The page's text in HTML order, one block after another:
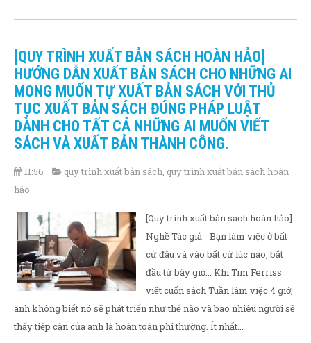
[QUY TRÌNH XUẤT BẢN SÁCH HOÀN HẢO]
HƯỚNG DẪN XUẤT BẢN SÁCH CHO NHỮNG AI
MONG MUỐN TỰ XUẤT BẢN SÁCH VỚI THỦ
TỤC XUẤT BẢN SÁCH ĐÚNG PHÁP LUẬT
DÀNH CHO TẤT CẢ NHỮNG AI MUỐN VIẾT
SÁCH VÀ XUẤT BẢN THÀNH CÔNG.
11:56 quy trình xuất bản sách quy trình xuất bản sách hoàn
hảo
[Quy trình xuất bản sách hoàn hảo]
Nghề Tác giả - Bạn làm việc ở bất
cứ đâu và vào bất cứ lúc nào, bắt
đầu từ bây giờ... Khi Tim Ferriss
viết cuốn sách Tuần làm việc 4 giờ,
anh không biết nó sẽ phát triển như thế nào và bao nhiêu người sẽ
thấy tiếp cận của anh là hoàn toàn phi thường. Ít nhất...